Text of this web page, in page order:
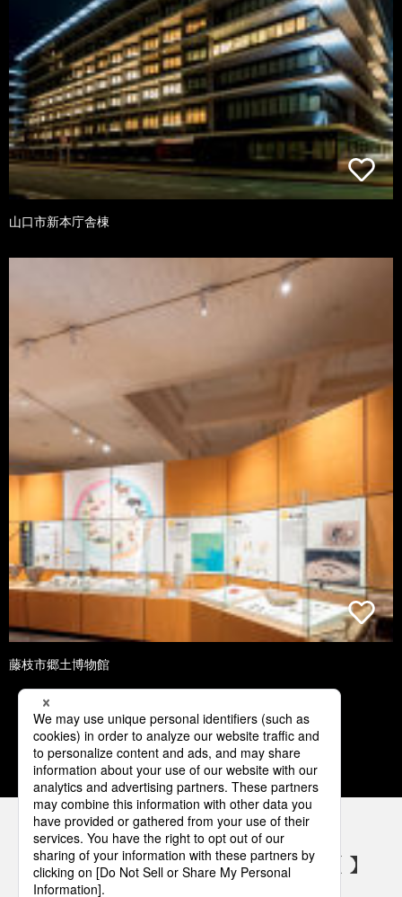
山口市新本庁舎棟
藤枝市郷土博物館
1 2 3 4 5
パナソニックの電気設備 SNSアカウント